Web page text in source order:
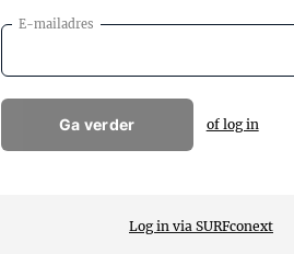
E-mailadres
Ga verder of log in
Log in via SURFconext